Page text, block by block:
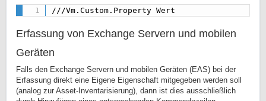
///Vm.Custom.Property Wert
Erfassung von Exchange Servern und mobilen
Geräten
Falls den Exchange Servern und mobilen Geräten (EAS) bei der
Erfassung direkt eine Eigene Eigenschaft mitgegeben werden soll
(analog zur Asset-Inventarisierung), dann ist dies ausschließlich